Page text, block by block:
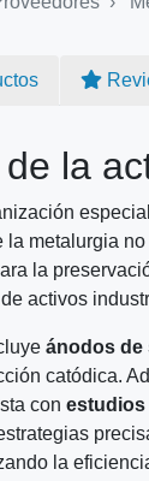
la
la metalurgia
la
activos
ánodos de
catódica.
con estudios
la